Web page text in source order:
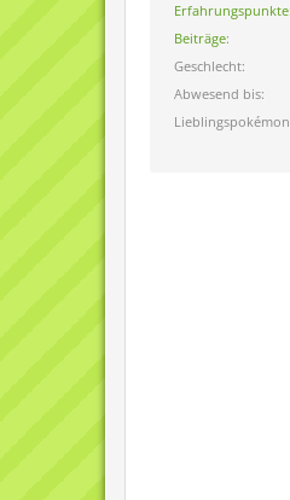
Erfahrungspunkte
Beiträge
Geschlecht
Abwesend bis
Lieblingspokémon